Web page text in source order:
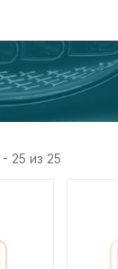
- 25 из 25